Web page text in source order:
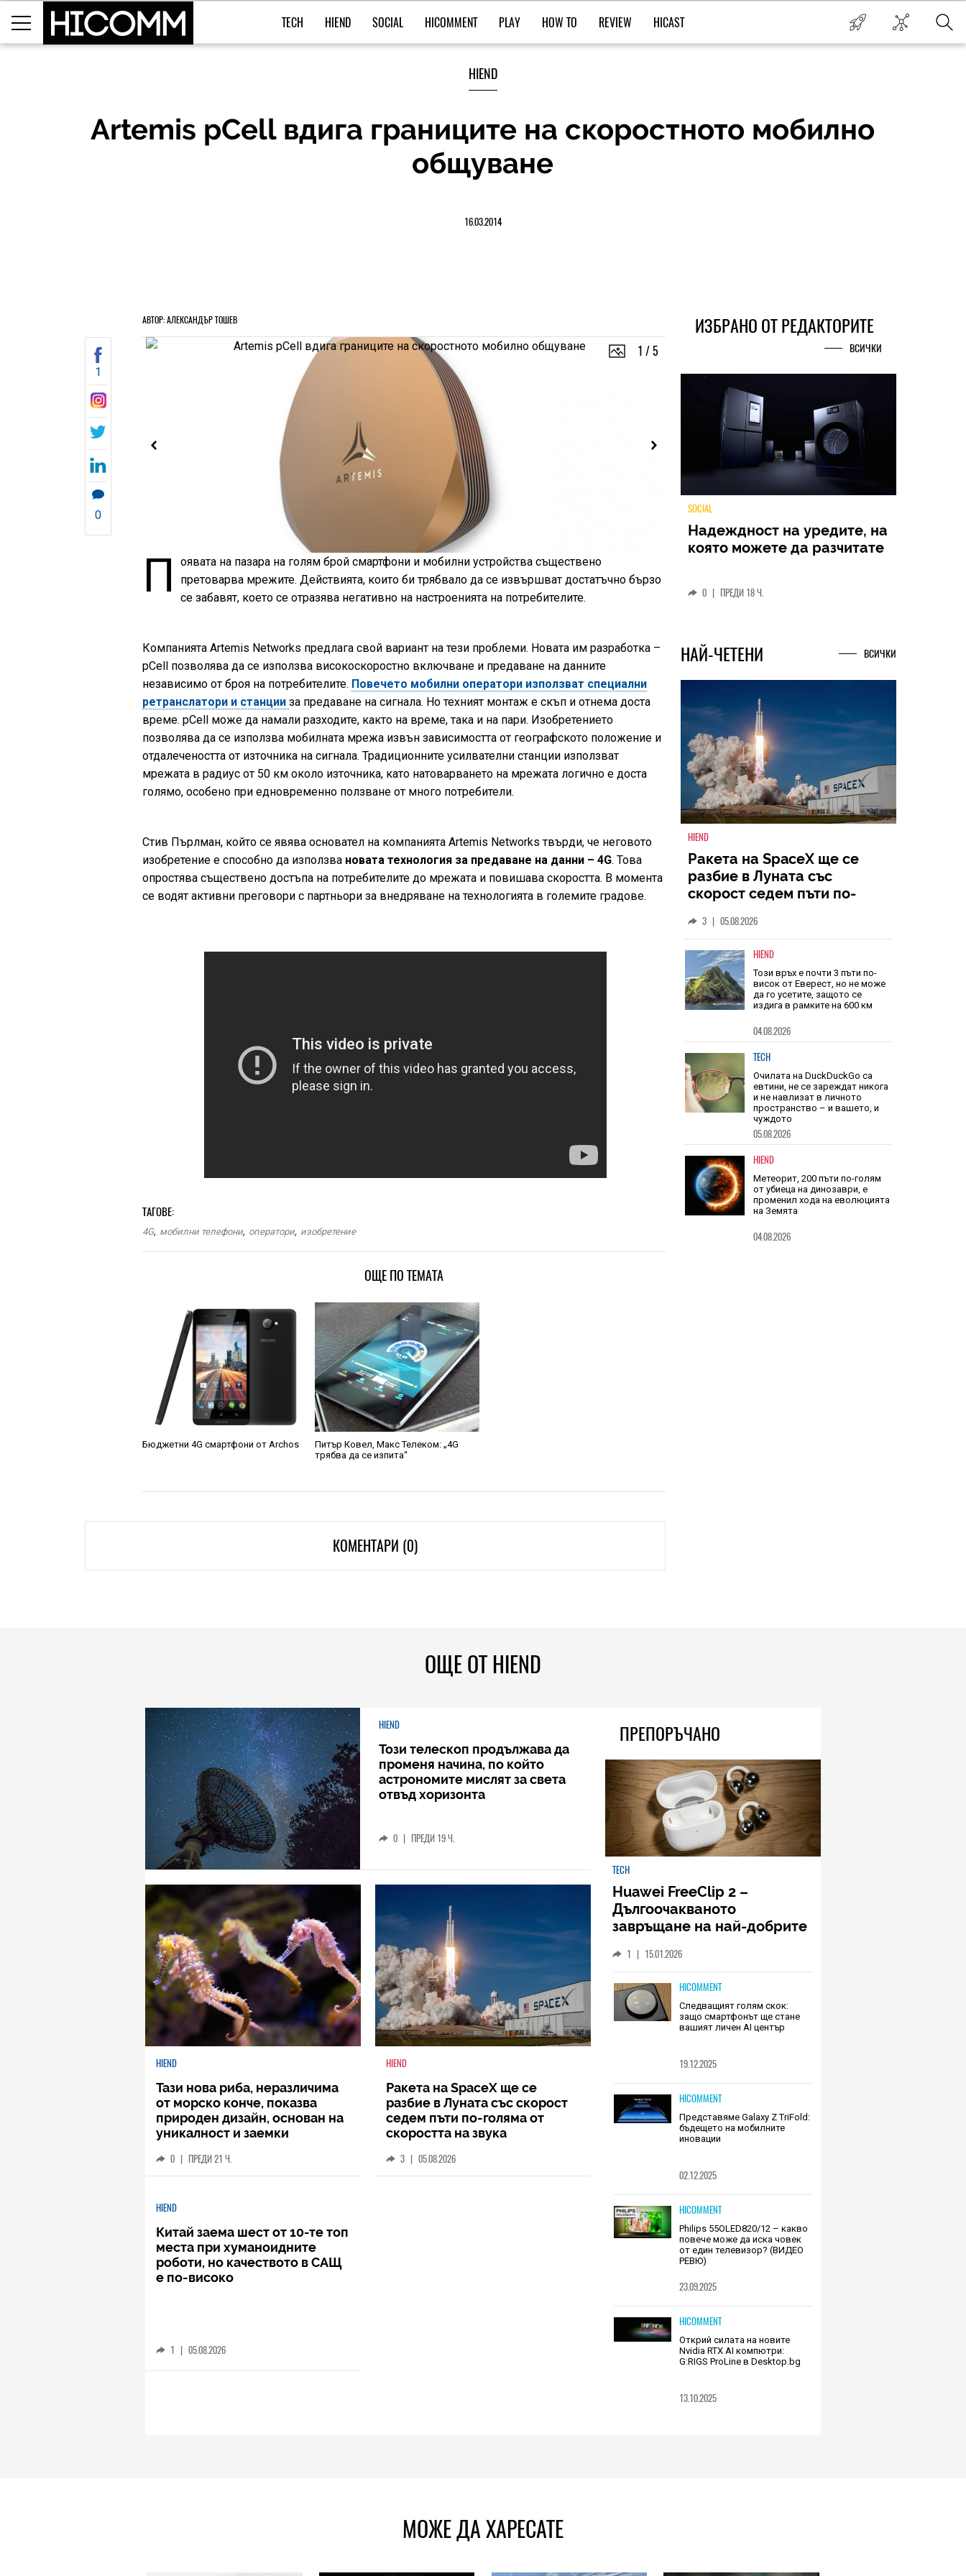
TECH HIEND SOCIAL HICOMMENT PLAY HOW TO REVIEW HICAST
HIEND
Artemis pCell вдига границите на скоростното мобилно
общуване
16.03.2014
АВТОР: АЛЕКСАНДЪР ТОШЕВ
1
0
1 / 5
П
оявата на пазара на голям брой смартфони и мобилни устройства съществено
претоварва мрежите. Действията, които би трябвало да се извършват достатъчно бързо
се забавят, което се отразява негативно на настроенията на потребителите.
Компанията Artemis Networks предлага свой вариант на тези проблеми. Новата им разработка –
pCell позволява да се използва високоскоростно включване и предаване на данните
независимо от броя на потребителите. Повечето мобилни оператори използват специални
ретранслатори и станцииза предаване на сигнала. Но техният монтаж е скъп и отнема доста
време. pCell може да намали разходите, както на време, така и на пари. Изобретението
позволява да се използва мобилната мрежа извън зависимостта от географското положение и
отдалечеността от източника на сигнала. Традиционните усилвателни станции използват
мрежата в радиус от 50 км около източника, като натоварването на мрежата логично е доста
голямо, особено при едновременно ползване от много потребители.
Стив Пърлман, който се явява основател на компанията Artemis Networks твърди, че неговото
изобретение е способно да използва новата технология за предаване на данни – 4G. Това
опростява съществено достъпа на потребителите до мрежата и повишава скоростта. В момента
се водят активни преговори с партньори за внедряване на технологията в големите градове.
ТАГОВЕ:
4G, мобилни телефони, оператори, изобретение
ОЩЕ ПО ТЕМАТА
Бюджетни 4G смартфони от Archos
Питър Ковел, Макс Телеком: „4G
трябва да се изпита“
КОМЕНТАРИ (0)
ИЗБРАНО ОТ РЕДАКТОРИТЕ
ВСИЧКИ
TECH
Ultra – ново име, познато
НАЙ-ЧЕТЕНИ
HIEND
Ракета на SpaceX ще се
разбие в Луната със
голяма от скоростта на
звука
| 05.08.2026
HIEND
Този връх е почти 3 пъти по-
да го усетите, защото се
издига в рамките на 600 км
04.08.2026
TECH
Очилата на DuckDuckGo са
евтини, не се зареждат никога
и не навлизат в личното
пространство – и вашето, и
чуждото
05.08.2026
HIEND
променил хода на еволюцията
ОЩЕ ОТ HIEND
HIEND
Този телескоп продължава да
променя начина, по който
астрономите мислят за света
отвъд хоризонта
0 | ПРЕДИ 19 Ч.
HIEND
Тази нова риба, неразличима
от морско конче, показва
природен дизайн, основан на
уникалност и заемки
0 | ПРЕДИ 21 Ч.
HIEND
Ракета на SpaceX ще се
разбие в Луната със скорост
седем пъти по-голяма от
скоростта на звука
3 | 05.08.2026
HIEND
Китай заема шест от 10-те топ
места при хуманоидните
роботи, но качеството в САЩ
е по-високо
1 | 05.08.2026
ПРЕПОРЪЧАНО
TECH
Huawei FreeClip 2 –
Дългоочакваното
завръщане на най-добрите
1 | 15.01.2026
HICOMMENT
Следващият голям скок:
защо смартфонът ще стане
вашият личен AI център
19.12.2025
HICOMMENT
Представяме Galaxy Z TriFold:
бъдещето на мобилните
иновации
02.12.2025
HICOMMENT
Philips 55OLED820/12 – какво
повече може да иска човек
от един телевизор? (ВИДЕО
РЕВЮ)
23.09.2025
HICOMMENT
Открий силата на новите
Nvidia RTX AI компютри:
G:RIGS ProLine в Desktop.bg
13.10.2025
МОЖЕ ДА ХАРЕСАТЕ